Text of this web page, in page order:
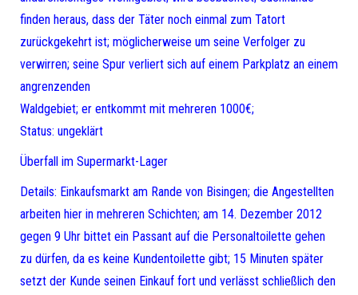
finden heraus, dass der Täter noch einmal zum Tatort
zurückgekehrt ist; möglicherweise um seine Verfolger zu
verwirren; seine Spur verliert sich auf einem Parkplatz an einem
angrenzenden
Waldgebiet; er entkommt mit mehreren 1000€;
Status: ungeklärt
Überfall im Supermarkt-Lager
Details: Einkaufsmarkt am Rande von Bisingen; die Angestellten
arbeiten hier in mehreren Schichten; am 14. Dezember 2012
gegen 9 Uhr bittet ein Passant auf die Personaltoilette gehen
zu dürfen, da es keine Kundentoilette gibt; 15 Minuten später
setzt der Kunde seinen Einkauf fort und verlässt schließlich den